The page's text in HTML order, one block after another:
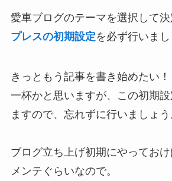
愛車ブログのテーマを選択して決
プレスの初期設定を必ず行いまし
きっともう記事を書き始めたい
一杯かと思いますが、この初期
ますので、忘れずに行いましょう
ブログ立ち上げ初期にやってお
メンテぐらいなので。